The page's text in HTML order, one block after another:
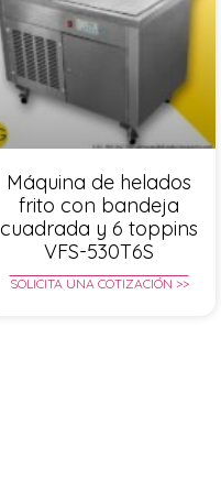
Máquina de helados
frito con bandeja
cuadrada y 6 toppins
VFS-530T6S
SOLICITA UNA COTIZACIÓN >>